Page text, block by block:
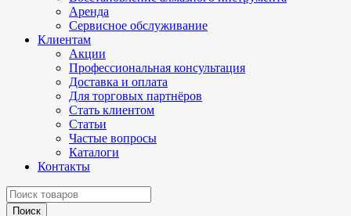
Аренда
Сервисное обслуживание
Клиентам
Акции
Профессиональная консультация
Доставка и оплата
Для торговых партнёров
Стать клиентом
Статьи
Частые вопросы
Каталоги
Контакты